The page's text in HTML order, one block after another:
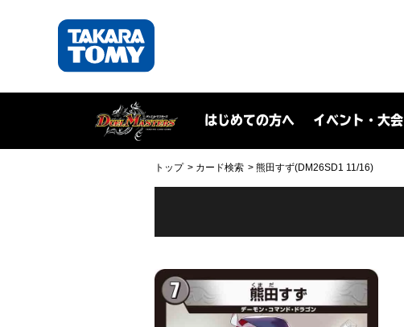
はじめての方へ イベント・大会
トップ カード検索 熊田すず(DM26SD1 11/16)